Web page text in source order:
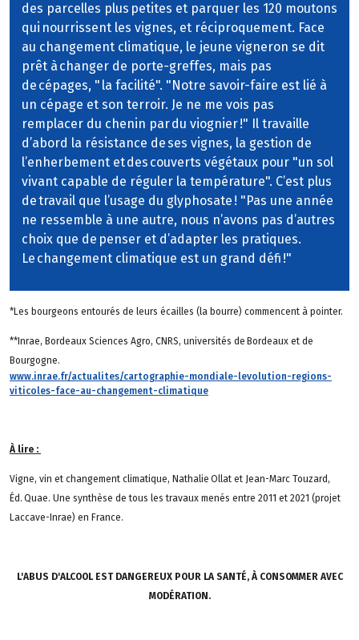
des parcelles plus petites et parquer les 120 moutons
qui nourrissent les vignes, et réciproquement. Face
au changement climatique, le jeune vigneron se dit
prêt à changer de porte-greffes, mais pas
de cépages, " la facilité". "Notre savoir-faire est lié à
un cépage et son terroir. Je ne me vois pas
remplacer du chenin par du viognier !" Il travaille
d’abord la résistance de ses vignes, la gestion de
l’enherbement et des couverts végétaux pour "un sol
vivant capable de réguler la température". C’est plus
de travail que l’usage du glyphosate ! "Pas une année
ne ressemble à une autre, nous n’avons pas d’autres
choix que de penser et d’adapter les pratiques.
Le changement climatique est un grand défi !"
*Les bourgeons entourés de leurs écailles (la bourre) commencent à pointer.
**Inrae, Bordeaux Sciences Agro, CNRS, universités de Bordeaux et de
Bourgogne.
www.inrae.fr/actualites/cartographie-mondiale-levolution-regions-
viticoles-face-au-changement-climatique
À lire :
Vigne, vin et changement climatique, Nathalie Ollat et Jean-Marc Touzard,
Éd. Quae. Une synthèse de tous les travaux menés entre 2011 et 2021 (projet
Laccave-Inrae) en France.
L'ABUS D'ALCOOL EST DANGEREUX POUR LA SANTÉ, À CONSOMMER AVEC
MODÉRATION.